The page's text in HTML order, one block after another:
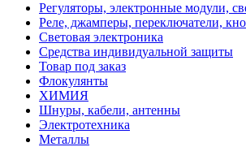
Регуляторы, электронные модули,
Реле, джамперы, переключатели,
Световая электроника
Средства индивидуальной защиты
Товар под заказ
Флокулянты
ХИМИЯ
Шнуры, кабели, антенны
Электротехника
Металлы